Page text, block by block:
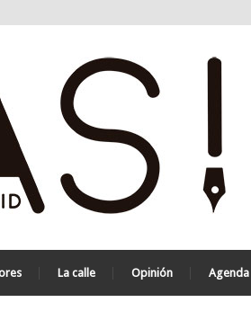
La calle Opinión Agenda